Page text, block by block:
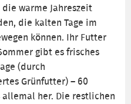
warme Jahreszeit
die kalten Tage im
können. Ihr Futter
gibt es frisches
(durch
Grünfutter) – 60
her. Die restlichen